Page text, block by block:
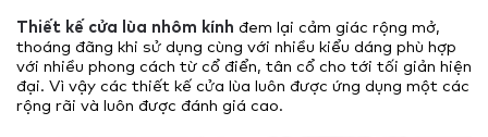
Thiết kế cửa lùa nhôm kính đem lại cảm giác rộng mở,
thoáng đãng khi sử dụng cùng với nhiều kiểu dáng phù hợp
với nhiều phong cách từ cổ điển, tân cổ cho tới tối giản hiện
đại. Vì vậy các thiết kế cửa lùa luôn được ứng dụng một các
rộng rãi và luôn được đánh giá cao.